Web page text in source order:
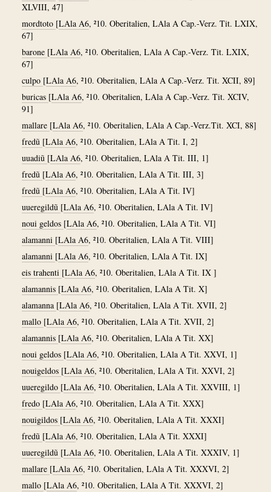
XLVIII, 47]
mordtoto [LAla A6, ²10. Oberitalien, LAla A Cap.-Verz. Tit. LXIX,
67]
barone [LAla A6, ²10. Oberitalien, LAla A Cap.-Verz. Tit. LXIX,
67]
culpo [LAla A6, ²10. Oberitalien, LAla A Cap.-Verz. Tit. XCII, 89]
buricas [LAla A6, ²10. Oberitalien, LAla A Cap.-Verz. Tit. XCIV,
91]
mallare [LAla A6, ²10. Oberitalien, LAla A Cap.-Verz.Tit. XCI, 88]
fredũ [LAla A6, ²10. Oberitalien, LAla A Tit. I, 2]
uuadiũ [LAla A6, ²10. Oberitalien, LAla A Tit. III, 1]
fredũ [LAla A6, ²10. Oberitalien, LAla A Tit. III, 3]
fredũ [LAla A6, ²10. Oberitalien, LAla A Tit. IV]
uueregildũ [LAla A6, ²10. Oberitalien, LAla A Tit. IV]
noui geldos [LAla A6, ²10. Oberitalien, LAla A Tit. VI]
alamanni [LAla A6, ²10. Oberitalien, LAla A Tit. VIII]
alamanni [LAla A6, ²10. Oberitalien, LAla A Tit. IX]
eis trahenti [LAla A6, ²10. Oberitalien, LAla A Tit. IX ]
alamannis [LAla A6, ²10. Oberitalien, LAla A Tit. X]
alamanna [LAla A6, ²10. Oberitalien, LAla A Tit. XVII, 2]
mallo [LAla A6, ²10. Oberitalien, LAla A Tit. XVII, 2]
alamannis [LAla A6, ²10. Oberitalien, LAla A Tit. XX]
noui geldos [LAla A6, ²10. Oberitalien, LAla A Tit. XXVI, 1]
nouigeldos [LAla A6, ²10. Oberitalien, LAla A Tit. XXVI, 2]
uueregildo [LAla A6, ²10. Oberitalien, LAla A Tit. XXVIII, 1]
fredo [LAla A6, ²10. Oberitalien, LAla A Tit. XXX]
nouigildos [LAla A6, ²10. Oberitalien, LAla A Tit. XXXI]
fredũ [LAla A6, ²10. Oberitalien, LAla A Tit. XXXI]
uueregildũ [LAla A6, ²10. Oberitalien, LAla A Tit. XXXIV, 1]
mallare [LAla A6, ²10. Oberitalien, LAla A Tit. XXXVI, 2]
mallo [LAla A6, ²10. Oberitalien, LAla A Tit. XXXVI, 2]